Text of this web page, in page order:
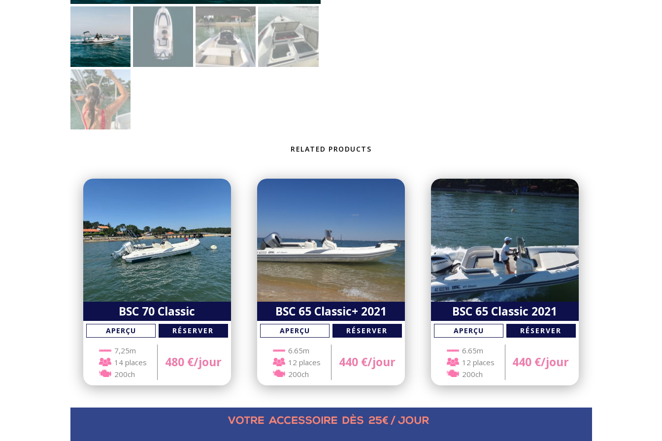
RELATED PRODUCTS
BSC 70 Classic
APERÇU
480 €/jour
RÉSERVER
7,25m
14 places
200ch
BSC 65 Classic+ 2021
APERÇU
440 €/jour
RÉSERVER
6.65m
12 places
200ch
BSC 65 Classic 2021
APERÇU
440 €/jour
RÉSERVER
6.65m
12 places
200ch